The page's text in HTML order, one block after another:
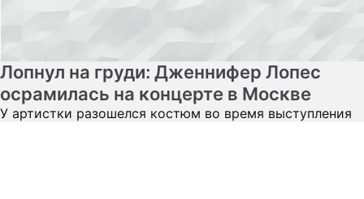
Лопнул на груди: Дженнифер Лопес
осрамилась на концерте в Москве
У артистки разошелся костюм во время выступления